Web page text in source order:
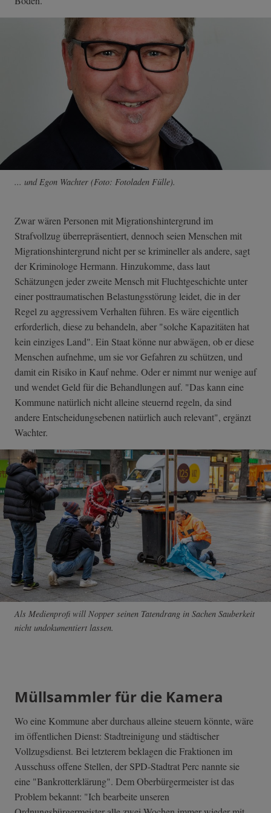
... und Egon Wachter (Foto: Fotoladen Fülle).
Zwar wären Personen mit Migrationshintergrund im
Strafvollzug überrepräsentiert, dennoch seien Menschen mit
Migrationshintergrund nicht per se krimineller als andere, sagt
der Kriminologe Hermann. Hinzukomme, dass laut
Schätzungen jeder zweite Mensch mit Fluchtgeschichte unter
einer posttraumatischen Belastungsstörung leidet, die in der
Regel zu aggressivem Verhalten führen. Es wäre eigentlich
erforderlich, diese zu behandeln, aber "solche Kapazitäten hat
kein einziges Land". Ein Staat könne nur abwägen, ob er diese
Menschen aufnehme, um sie vor Gefahren zu schützen, und
damit ein Risiko in Kauf nehme. Oder er nimmt nur wenige auf
und wendet Geld für die Behandlungen auf. "Das kann eine
Kommune natürlich nicht alleine steuernd regeln, da sind
andere Entscheidungsebenen natürlich auch relevant", ergänzt
Wachter.
Als Medienprofi will Nopper seinen Tatendrang in Sachen Sauberkeit
nicht undokumentiert lassen.
Müllsammler für die Kamera
Wo eine Kommune aber durchaus alleine steuern könnte, wäre
im öffentlichen Dienst: Stadtreinigung und städtischer
Vollzugsdienst. Bei letzterem beklagen die Fraktionen im
Ausschuss offene Stellen, der SPD-Stadtrat Perc nannte sie
eine "Bankrotterklärung". Dem Oberbürgermeister ist das
Problem bekannt: "Ich bearbeite unseren